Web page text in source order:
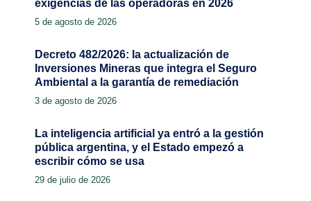
exigencias de las operadoras en 2026
5 de agosto de 2026
Decreto 482/2026: la actualización de
Inversiones Mineras que integra el Seguro
Ambiental a la garantía de remediación
3 de agosto de 2026
La inteligencia artificial ya entró a la gestión
pública argentina, y el Estado empezó a
escribir cómo se usa
29 de julio de 2026